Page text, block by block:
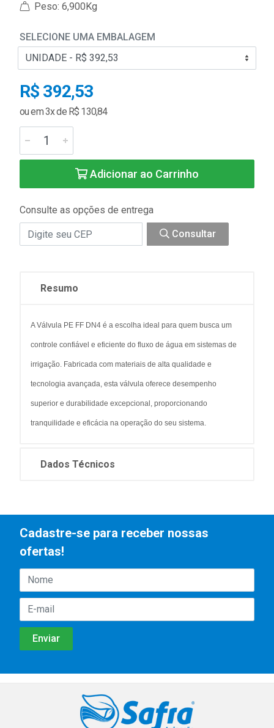
Peso: 6,900Kg
SELECIONE UMA EMBALAGEM
R$ 392,53
ou em 3x de R$ 130,84
Adicionar ao Carrinho
Consulte as opções de entrega
Consultar
Resumo
A Válvula PE FF DN4 é a escolha ideal para quem busca um
controle confiável e eficiente do fluxo de água em sistemas de
irrigação. Fabricada com materiais de alta qualidade e
tecnologia avançada, esta válvula oferece desempenho
superior e durabilidade excepcional, proporcionando
tranquilidade e eficácia na operação do seu sistema.
Dados Técnicos
Cadastre-se para receber nossas
ofertas!